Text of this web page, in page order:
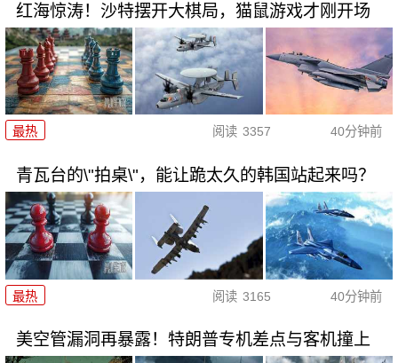
红海惊涛！沙特摆开大棋局，猫鼠游戏才刚开场
最热 阅读 3357 40分钟前
青瓦台的\"拍桌\"，能让跪太久的韩国站起来吗？
最热 阅读 3165 40分钟前
美空管漏洞再暴露！特朗普专机差点与客机撞上